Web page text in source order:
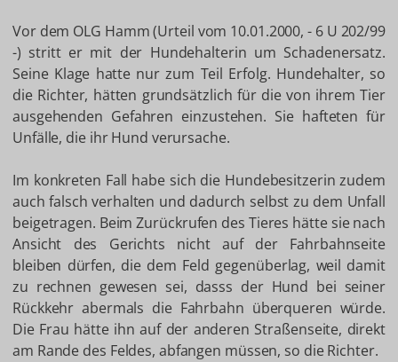
Vor dem OLG Hamm (Urteil vom 10.01.2000, - 6 U 202/99
-) stritt er mit der Hundehalterin um Schadenersatz.
Seine Klage hatte nur zum Teil Erfolg. Hundehalter, so
die Richter, hätten grundsätzlich für die von ihrem Tier
ausgehenden Gefahren einzustehen. Sie hafteten für
Unfälle, die ihr Hund verursache.
Im konkreten Fall habe sich die Hundebesitzerin zudem
auch falsch verhalten und dadurch selbst zu dem Unfall
beigetragen. Beim Zurückrufen des Tieres hätte sie nach
Ansicht des Gerichts nicht auf der Fahrbahnseite
bleiben dürfen, die dem Feld gegenüberlag, weil damit
zu rechnen gewesen sei, dasss der Hund bei seiner
Rückkehr abermals die Fahrbahn überqueren würde.
Die Frau hätte ihn auf der anderen Straßenseite, direkt
am Rande des Feldes, abfangen müssen, so die Richter.